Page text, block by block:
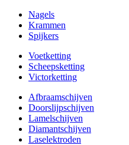
Nagels
Krammen
Spijkers
Voetketting
Scheepsketting
Victorketting
Afbraamschijven
Doorslijpschijven
Lamelschijven
Diamantschijven
Laselektroden